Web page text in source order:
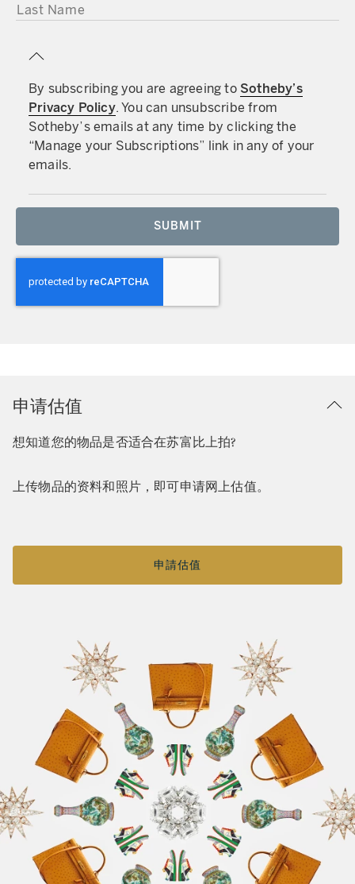
LAST NAME
By subscribing you are agreeing to Sotheby’s
Privacy Policy. You can unsubscribe from
Sotheby’s emails at any time by clicking the
“Manage your Subscriptions” link in any of your
emails.
SUBMIT
申请估值
想知道您的物品是否适合在苏富比上拍?
上传物品的资料和照片，即可申请网上估值。
申請估值